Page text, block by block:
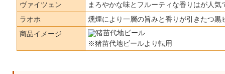
ヴァイツェン
まろやかな味とフルーティな香りはが人気
ラオホ
燻煙により一層の旨みと香りが引きたつ黒
商品イメージ
※猪苗代地ビールより転用